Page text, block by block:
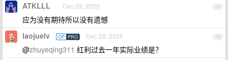
14
ATKLLL Dec 29, 2025
应为没有期待所以没有遗憾
15
laojuelv OP PRO Dec 29, 2025
@zhuyeqing311 红利过去一年实际业绩是？